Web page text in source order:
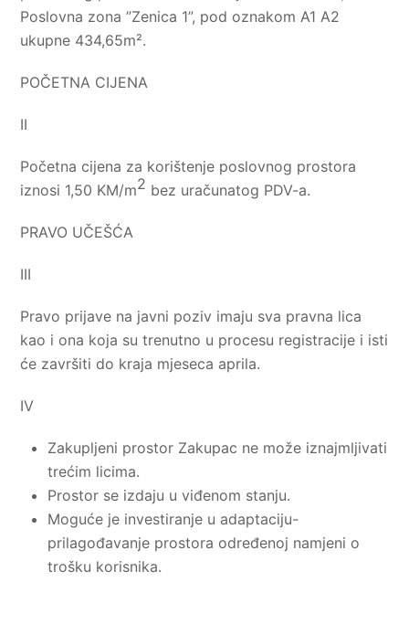
Poslovna zona ”Zenica 1”, pod oznakom A1 A2
ukupne 434,65m².
POČETNA CIJENA
II
Početna cijena za korištenje poslovnog prostora
iznosi 1,50 KM/m2 bez uračunatog PDV-a.
PRAVO UČEŠĆA
III
Pravo prijave na javni poziv imaju sva pravna lica
kao i ona koja su trenutno u procesu registracije i isti
će završiti do kraja mjeseca aprila.
IV
Zakupljeni prostor Zakupac ne može iznajmljivati
trećim licima.
Prostor se izdaju u viđenom stanju.
Moguće je investiranje u adaptaciju-
prilagođavanje prostora određenoj namjeni o
trošku korisnika.